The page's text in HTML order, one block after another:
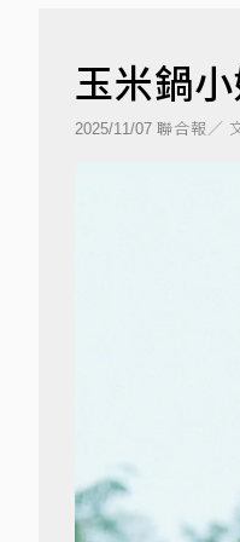
玉米鍋
2025/11/07 聯合報／